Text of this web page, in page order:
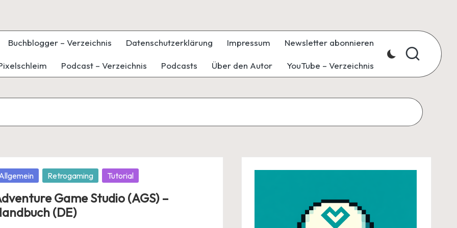
Buchblogger – Verzeichnis Datenschutzerklärung Impressum Newsletter abonnieren
Podcast – Verzeichnis Podcasts Über den Autor YouTube – Verzeichnis
Retrogaming Tutorial
Game Studio (AGS) –
(DE)